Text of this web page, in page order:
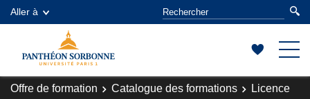
Aller à
Offre de formation Catalogue des formations
Licence